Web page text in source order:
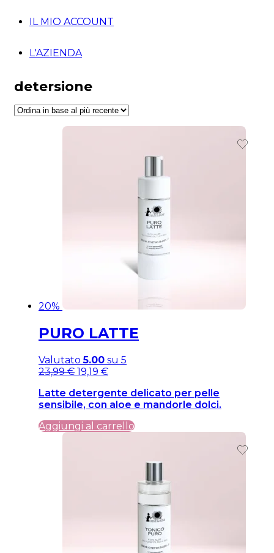
IL MIO ACCOUNT
L'AZIENDA
detersione
20%
PURO LATTE
Valutato5.00 su 5
Il
originale
era:
23,99 €.
23,99€Il
attuale
è:
23,99 €.
19,19 €
Latte detergente delicato per pelle
sensibile, con aloe e mandorle dolci.
Aggiungi al carrello